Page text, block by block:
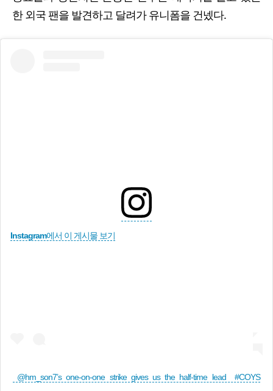
한 외국 팬을 발견하고 달려가 유니폼을 건넸다.
Instagram에서 이 게시물 보기
@hm_son7’s one-on-one strike gives us the half-time lead #COYS